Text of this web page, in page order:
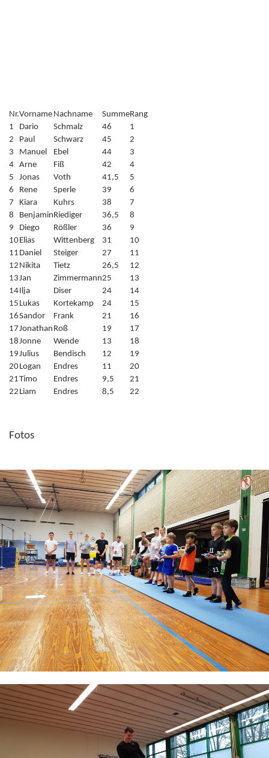
Nr.Vorname Nachname SummeRang
1
Dario Schmalz 46
1
2
Paul Schwarz 45
2
3
Manuel Ebel 44
3
4 Arne Fiß 42
4
5
Jonas Voth 41,5
5
6
Rene Sperle 39
6
7
Kiara Kuhrs 38
7
8
BenjaminRiediger 36,5
8
9
Diego Rößler 36
9
10Elias Wittenberg 31
10
11 Daniel Steiger 27
11
12 Nikita Tietz 26,5
12
13Jan Zimmermann25
13
14Ilja Diser 24
14
15 Lukas Kortekamp 24
15
16Sandor Frank 21
16
17Jonathan Roß 19
17
18Jonne Wende 13
18
19Julius Bendisch 12
19
20Logan Endres 11
20
21Timo Endres 9,5
21
22 Liam Endres 8,5 22
Fotos